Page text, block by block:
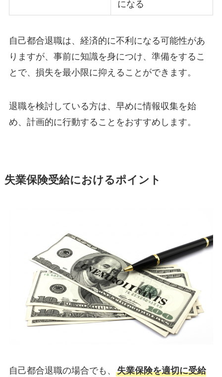
になる
自己都合退職は、経済的に不利になる可能性があ
りますが、事前に知識を身につけ、準備をするこ
とで、損失を最小限に抑えることができます。
退職を検討している方は、早めに情報収集を始
め、計画的に行動することをおすすめします。
失業保険受給におけるポイント
自己都合退職の場合でも、 失業保険を適切に受給